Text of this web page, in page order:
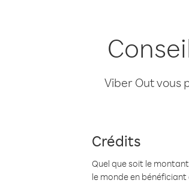
Viber Out vous
Crédits
Quel que soit le
le monde en